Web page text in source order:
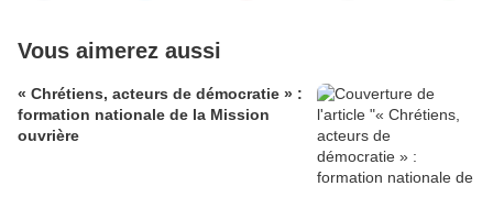
Vous aimerez aussi
« Chrétiens, acteurs de démocratie » :
formation nationale de la Mission
ouvrière